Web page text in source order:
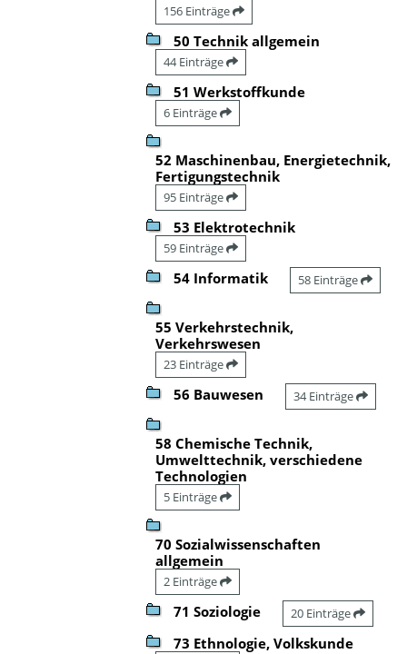
156 Einträge
50 Technik allgemein
44 Einträge
51 Werkstoffkunde
6 Einträge
52 Maschinenbau, Energietechnik,
Fertigungstechnik
95 Einträge
53 Elektrotechnik
59 Einträge
54 Informatik 58 Einträge
55 Verkehrstechnik,
Verkehrswesen
23 Einträge
56 Bauwesen 34 Einträge
58 Chemische Technik,
Umwelttechnik, verschiedene
Technologien
5 Einträge
70 Sozialwissenschaften
allgemein
2 Einträge
71 Soziologie 20 Einträge
73 Ethnologie, Volkskunde